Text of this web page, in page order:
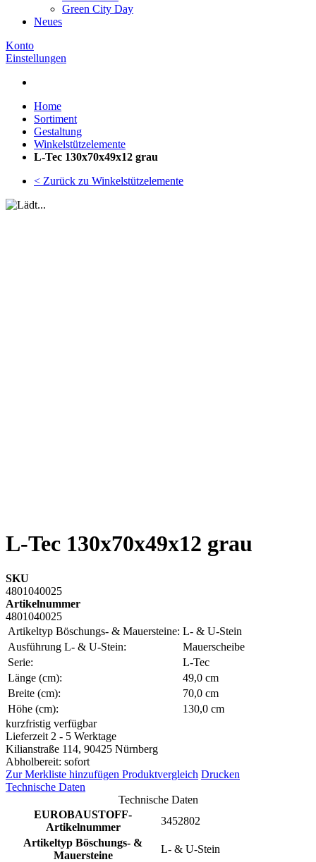
Green City Day
Neues
Konto
Einstellungen
Home
Sortiment
Gestaltung
Winkelstützelemente
L-Tec 130x70x49x12 grau
< Zurück zu Winkelstützelemente
L-Tec 130x70x49x12 grau
SKU
4801040025
Artikelnummer
4801040025
Artikeltyp Böschungs- & Mauersteine: L- & U-Stein
Ausführung L- & U-Stein:
Mauerscheibe
Serie:
L-Tec
Länge (cm):
49,0 cm
Breite (cm):
70,0 cm
Höhe (cm):
130,0 cm
kurzfristig verfügbar
Lieferzeit 2 - 5 Werktage
Kilianstraße 114, 90425 Nürnberg
Abholbereit: sofort
Zur Merkliste hinzufügen Produktvergleich Drucken
Technische Daten
Technische Daten
EUROBAUSTOFF-
Artikelnummer
3452802
Artikeltyp Böschungs- &
Mauersteine
L- & U-Stein